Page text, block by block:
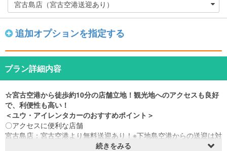
追加オプションを指定する
プラン詳細内容
☆宮古空港から徒歩約10分の店舗立地！観光地へのアクセスも良好
で、利便性も高い！
＜ユウ・アイレンタカーのおすすめポイント＞
〇アクセスに便利な店舗
宮古島店：宮古空港より無料送迎あり！※下地島空港からの送迎は対
続きをみる